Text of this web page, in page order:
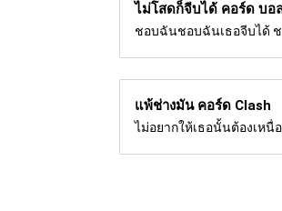
ไม่โสดก็จีบได้ คอร์ด บอ
ชอบฉันชอบฉันเธอจีบได้ ช
แพ้ช่างมัน คอร์ด Clash
ไม่อยากให้เธอนั้นต้องเหนื่